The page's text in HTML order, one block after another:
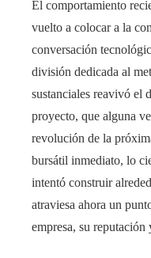
El comportamiento
vuelto a colocar a la
conversación
división dedicada al
sustanciales reavivó el
proyecto, que alguna
revolución de la
bursátil inmediato, lo
intentó construir
atraviesa ahora un
empresa, su